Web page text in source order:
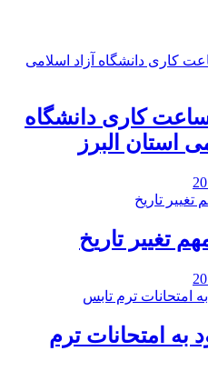
کاری دانشگاه
استان البرز
تغییر تاریخ
به امتحانات ترم